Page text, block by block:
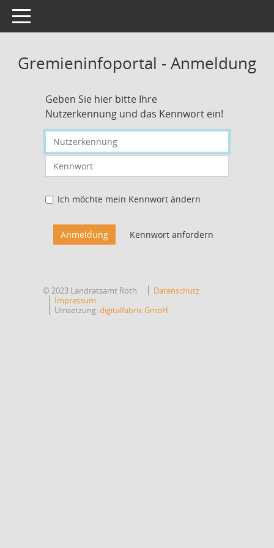
Toggle navigation
Gremieninfoportal - Anmeldung
Geben Sie hier bitte Ihre
Nutzerkennung und das Kennwort ein!
Nutzerkennung eingeben
Kennwort eingeben
Ich möchte mein Kennwort ändern
© 2023 Landratsamt Roth
Datenschutz
Impressum
Umsetzung:digitalfabrix GmbH